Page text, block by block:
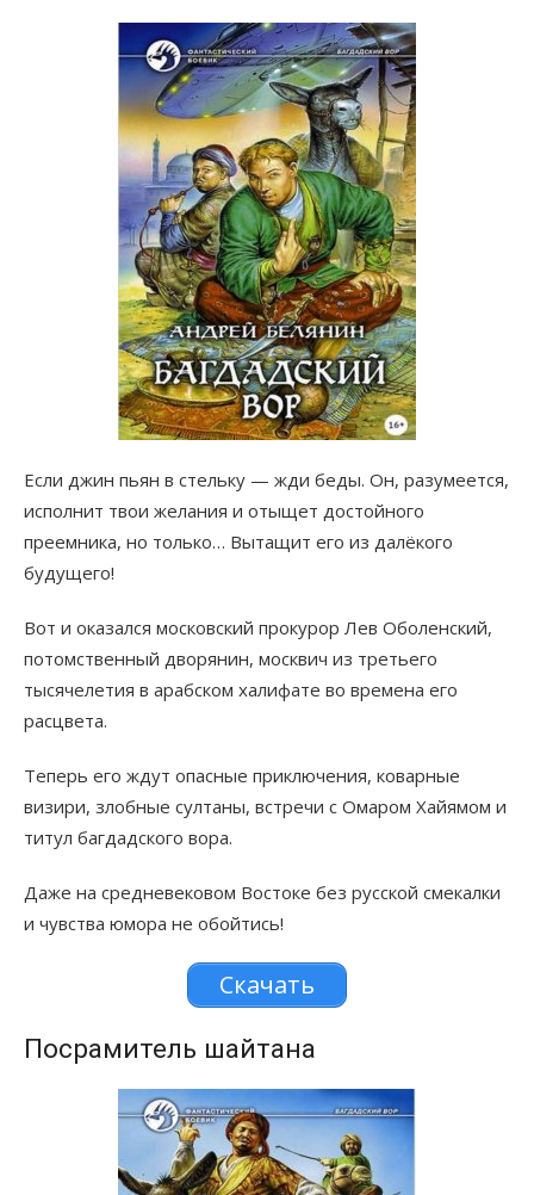
Если джин пьян в стельку — жди беды. Он, разумеется,
исполнит твои желания и отыщет достойного
преемника, но только… Вытащит его из далёкого
будущего!
Вот и оказался московский прокурор Лев Оболенский,
потомственный дворянин, москвич из третьего
тысячелетия в арабском халифате во времена его
расцвета.
Теперь его ждут опасные приключения, коварные
визири, злобные султаны, встречи с Омаром Хайямом и
титул багдадского вора.
Даже на средневековом Востоке без русской смекалки
и чувства юмора не обойтись!
Скачать
Посрамитель шайтана